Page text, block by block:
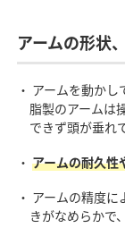
アームの形状
・ アームを動か
脂製のアームは
できず頭が垂れ
・ アームの耐久性
・ アームの精度
きがなめらかで